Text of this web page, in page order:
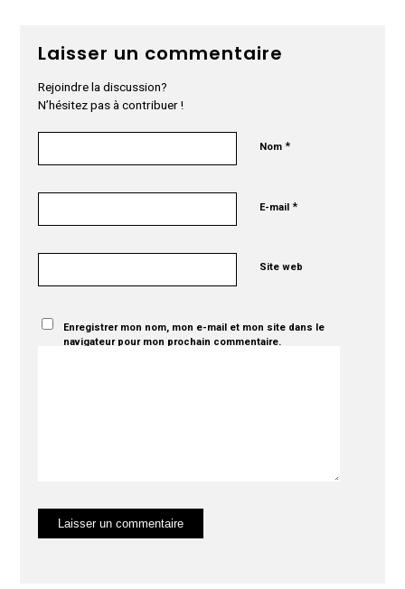
Laisser un commentaire
Rejoindre la discussion?
N’hésitez pas à contribuer !
Nom*
E-mail*
Site web
Enregistrer mon nom, mon e-mail et mon site dans le
navigateur pour mon prochain commentaire.